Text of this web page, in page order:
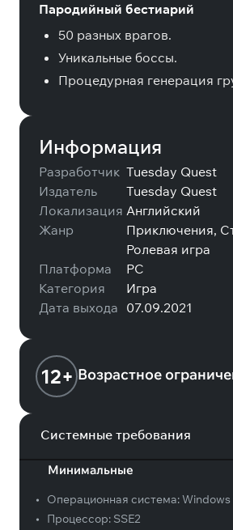
Пародийный бестиарий
50 разных врагов.
Уникальные боссы.
Процедурная генерация
Информация
Разработчик Tuesday Quest
Издатель
Tuesday Quest
Локализация Английский
Жанр
Приключения,
Ролевая игра
Платформа
PC
Категория
Игра
Дата выхода 07.09.2021
12+ Возрастное
Системные требования
Минимальные
• Операционная система:
•
Процессор: SSE2